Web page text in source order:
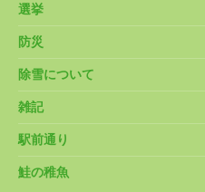
選挙
防災
除雪について
雑記
駅前通り
鮭の稚魚